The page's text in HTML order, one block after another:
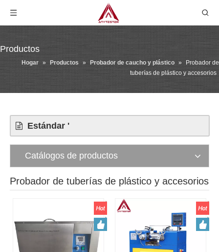
Productos
Hogar » Productos » Probador de caucho y plástico »
Probador de
tuberías de plástico y accesorios
Estándar '
Catálogos de productos
Probador de tuberías de plástico y accesorios